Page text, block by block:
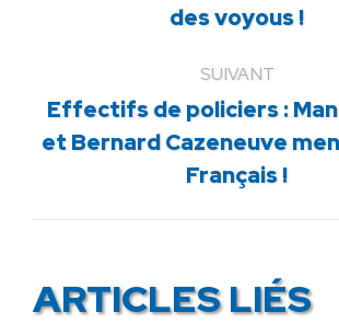
des voyous !
SUIVANT
Article
suivant
:
Effectifs de policiers :
et Bernard Cazeneuve
Français !
ARTICLES LIÉS